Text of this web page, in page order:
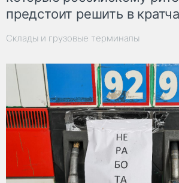
предстоит решить в
Склады и грузовые терминалы